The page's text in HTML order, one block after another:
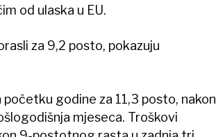
od ulaska u EU.
za 9,2 posto, pokazuju
godine za 11,3 posto, nakon
mjeseca. Troškovi